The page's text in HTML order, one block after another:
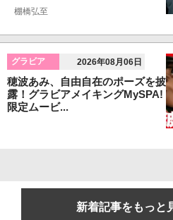
棚橋弘至
グラビア 2026年08月06日
穂波あみ、自由自在のポーズを披
露！グラビアメイキングMySPA!
限定ムービ...
新着記事をもっと